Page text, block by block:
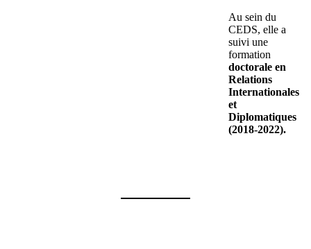
Au sein du
CEDS, elle a
suivi une
formation
doctorale en
Relations
Internationales
et
Diplomatiques
(2018-2022).